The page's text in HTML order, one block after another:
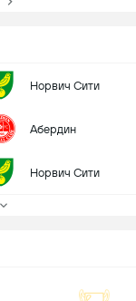
Норвич Сити
Абердин
Норвич Сити